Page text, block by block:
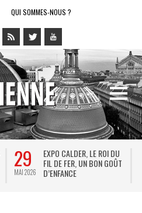
QUI SOMMES-NOUS ?
29
MAI 2026
EXPO CALDER, LE ROI DU
FIL DE FER, UN BON GOÛT
D’ENFANCE